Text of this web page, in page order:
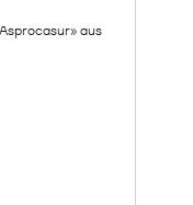
aus